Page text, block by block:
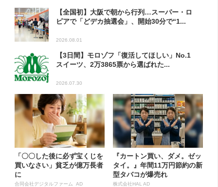
【全国初】大阪で朝から行列…スーパー・ロ
ピアで「どデカ抽選会」、開始30分で“1...
2026.08.01
【3日間】モロゾフ「復活してほしい」No.1
スイーツ、2万3865票から選ばれた...
2026.07.30
「〇〇した後に必ず宝くじを
買いなさい」貧乏が億万長者
に
合同会社デジタルファーム AD
『カートン買い、ダメ。ゼッ
タイ。』年間11万円節約の新
型タバコが爆売れ
株式会社HAL AD